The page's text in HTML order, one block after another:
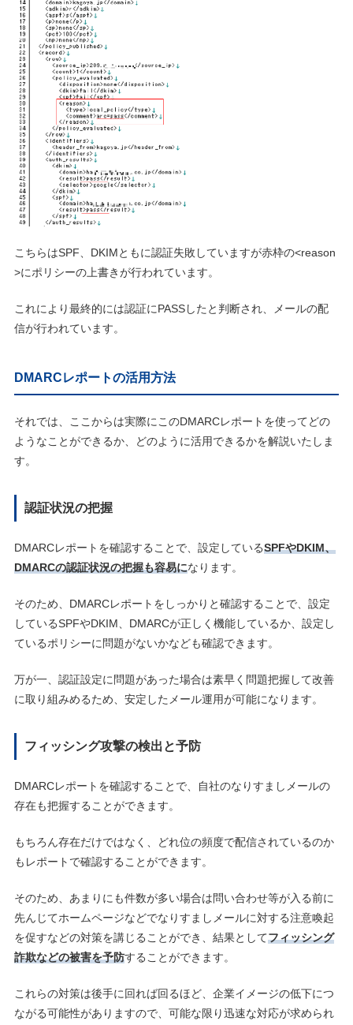
こちらはSPF、DKIMともに認証失敗していますが赤枠の<reason
>にポリシーの上書きが行われています。
これにより最終的には認証にPASSしたと判断され、メールの配
信が行われています。
DMARCレポートの活用方法
それでは、ここからは実際にこのDMARCレポートを使ってどの
ようなことができるか、どのように活用できるかを解説いたしま
す。
認証状況の把握
DMARCレポートを確認することで、設定しているSPFやDKIM、
DMARCの認証状況の把握も容易になります。
そのため、DMARCレポートをしっかりと確認することで、設定
しているSPFやDKIM、DMARCが正しく機能しているか、設定し
ているポリシーに問題がないかなども確認できます。
万が一、認証設定に問題があった場合は素早く問題把握して改善
に取り組みめるため、安定したメール運用が可能になります。
フィッシング攻撃の検出と予防
DMARCレポートを確認することで、自社のなりすましメールの
存在も把握することができます。
もちろん存在だけではなく、どれ位の頻度で配信されているのか
もレポートで確認することができます。
そのため、あまりにも件数が多い場合は問い合わせ等が入る前に
先んじてホームページなどでなりすましメールに対する注意喚起
を促すなどの対策を講じることができ、結果としてフィッシング
詐欺などの被害を予防することができます。
これらの対策は後手に回れば回るほど、企業イメージの低下につ
ながる可能性がありますので、可能な限り迅速な対応が求められ